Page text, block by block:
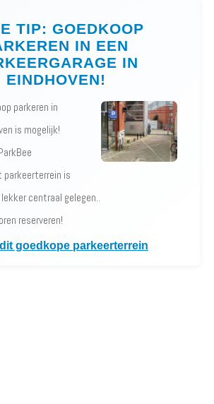
TIP: GOEDKOOP
IN EEN
IN
EINDHOVEN!
parkeren in
is mogelijk!
parkeerterrein is
centraal gelegen..
reserveren!
goedkope parkeerterrein